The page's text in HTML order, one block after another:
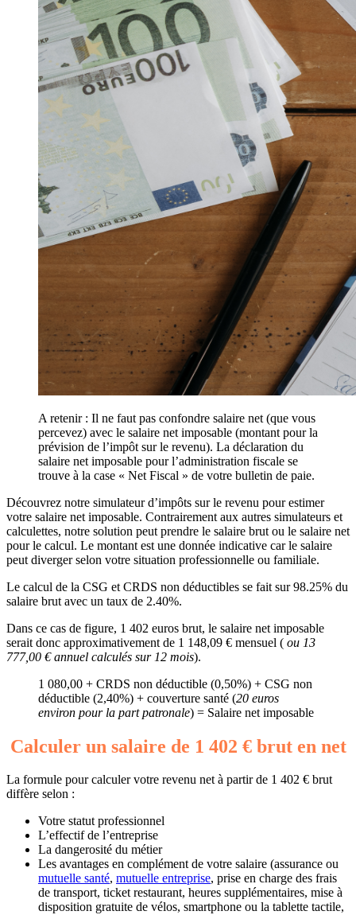
A retenir : Il ne faut pas confondre salaire net (que vous
percevez) avec le salaire net imposable (montant pour la
prévision de l’impôt sur le revenu). La déclaration du
salaire net imposable pour l’administration fiscale se
trouve à la case « Net Fiscal » de votre bulletin de paie.
Découvrez notre simulateur d’impôts sur le revenu pour estimer
votre salaire net imposable. Contrairement aux autres simulateurs et
calculettes, notre solution peut prendre le salaire brut ou le salaire net
pour le calcul. Le montant est une donnée indicative car le salaire
peut diverger selon votre situation professionnelle ou familiale.
Le calcul de la CSG et CRDS non déductibles se fait sur 98.25% du
salaire brut avec un taux de 2.40%.
Dans ce cas de figure, 1 402 euros brut, le salaire net imposable
serait donc approximativement de 1 148,09 € mensuel ( ou 13
777,00 € annuel calculés sur 12 mois).
1 080,00 + CRDS non déductible (0,50%) + CSG non
déductible (2,40%) + couverture santé (20 euros
environ pour la part patronale) = Salaire net imposable
Calculer un salaire de 1 402 € brut en net
La formule pour calculer votre revenu net à partir de 1 402 € brut
diffère selon :
Votre statut professionnel
L’effectif de l’entreprise
La dangerosité du métier
Les avantages en complément de votre salaire (assurance ou
mutuelle santé, mutuelle entreprise, prise en charge des frais
de transport, ticket restaurant, heures supplémentaires, mise à
disposition gratuite de vélos, smartphone ou la tablette tactile,